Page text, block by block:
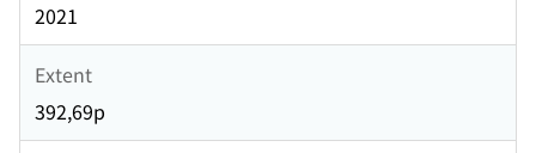
2021
Extent
392,69p